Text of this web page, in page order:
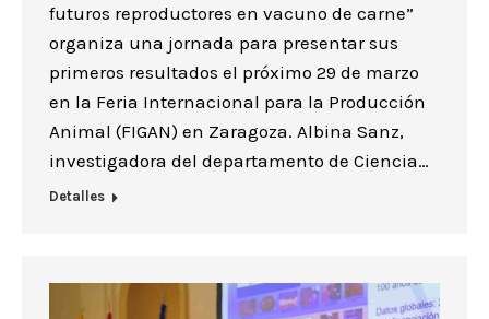
futuros reproductores en vacuno de carne”
organiza una jornada para presentar sus
primeros resultados el próximo 29 de marzo
en la Feria Internacional para la Producción
Animal (FIGAN) en Zaragoza. Albina Sanz,
investigadora del departamento de Ciencia…
Detalles